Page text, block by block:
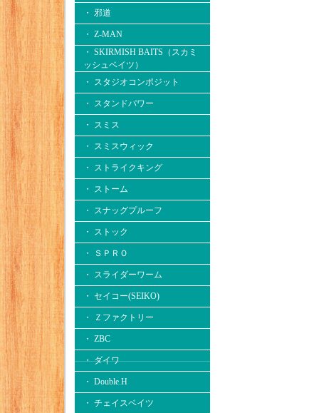
・ 邪道
・ Z-MAN
・ SKIRMISH BAITS（スカミ
ッシュベイツ）
・ スタジオコンポジット
・ スタンドパワー
・ スミス
・ スミスウィック
・ ストライクキング
・ ストーム
・ スナッグプルーフ
・ ストック
・ ＳＰＲＯ
・ スライダーワーム
・ セイコー(SEIKO)
・ Ｚファクトリー
・ ZBC
・ ダイワ
・ Double.H
・ チェイスベイツ